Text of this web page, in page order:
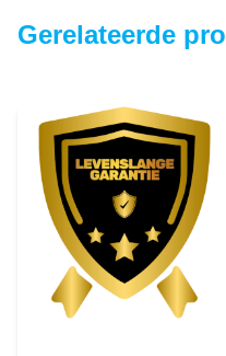
Gerelateerde